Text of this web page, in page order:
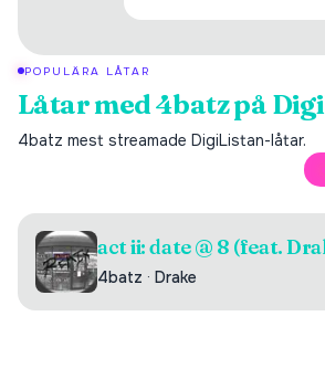
POPULÄRA LÅTAR
Låtar med4batzpå
4batz mest streamade DigiListan-låtar.
act ii: date @ 8 (feat.
4batz · Drake